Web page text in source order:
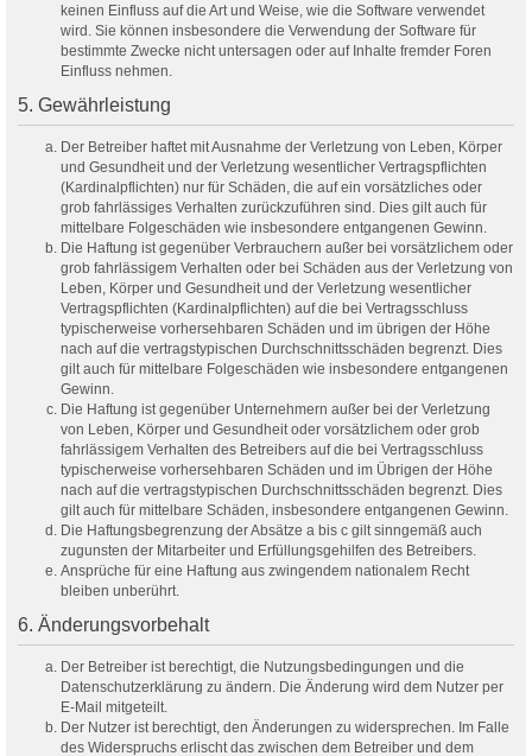
keinen Einfluss auf die Art und Weise, wie die Software verwendet
wird. Sie können insbesondere die Verwendung der Software für
bestimmte Zwecke nicht untersagen oder auf Inhalte fremder Foren
Einfluss nehmen.
5. Gewährleistung
Der Betreiber haftet mit Ausnahme der Verletzung von Leben, Körper
und Gesundheit und der Verletzung wesentlicher Vertragspflichten
(Kardinalpflichten) nur für Schäden, die auf ein vorsätzliches oder
grob fahrlässiges Verhalten zurückzuführen sind. Dies gilt auch für
mittelbare Folgeschäden wie insbesondere entgangenen Gewinn.
Die Haftung ist gegenüber Verbrauchern außer bei vorsätzlichem oder
grob fahrlässigem Verhalten oder bei Schäden aus der Verletzung von
Leben, Körper und Gesundheit und der Verletzung wesentlicher
Vertragspflichten (Kardinalpflichten) auf die bei Vertragsschluss
typischerweise vorhersehbaren Schäden und im übrigen der Höhe
nach auf die vertragstypischen Durchschnittsschäden begrenzt. Dies
gilt auch für mittelbare Folgeschäden wie insbesondere entgangenen
Gewinn.
Die Haftung ist gegenüber Unternehmern außer bei der Verletzung
von Leben, Körper und Gesundheit oder vorsätzlichem oder grob
fahrlässigem Verhalten des Betreibers auf die bei Vertragsschluss
typischerweise vorhersehbaren Schäden und im Übrigen der Höhe
nach auf die vertragstypischen Durchschnittsschäden begrenzt. Dies
gilt auch für mittelbare Schäden, insbesondere entgangenen Gewinn.
Die Haftungsbegrenzung der Absätze a bis c gilt sinngemäß auch
zugunsten der Mitarbeiter und Erfüllungsgehilfen des Betreibers.
Ansprüche für eine Haftung aus zwingendem nationalem Recht
bleiben unberührt.
6. Änderungsvorbehalt
Der Betreiber ist berechtigt, die Nutzungsbedingungen und die
Datenschutzerklärung zu ändern. Die Änderung wird dem Nutzer per
E-Mail mitgeteilt.
Der Nutzer ist berechtigt, den Änderungen zu widersprechen. Im Falle
des Widerspruchs erlischt das zwischen dem Betreiber und dem